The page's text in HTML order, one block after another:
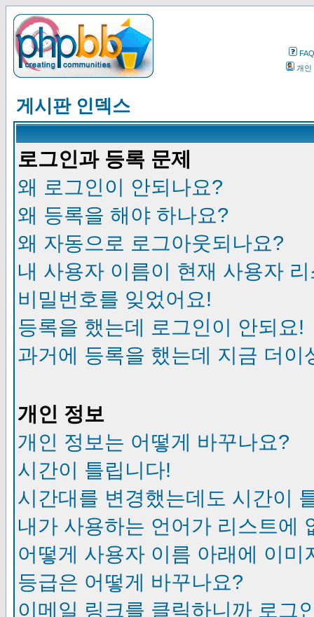
FAQ
개인
게시판 인덱스
로그인과 등록 문제
왜 로그인이 안되나요?
왜 등록을 해야 하나요?
왜 자동으로 로그아웃되나요?
내 사용자 이름이 현재 사용자
비밀번호를 잊었어요!
등록을 했는데 로그인이 안되요!
과거에 등록을 했는데 지금 더이
개인 정보
개인 정보는 어떻게 바꾸나요?
시간이 틀립니다!
시간대를 변경했는데도 시간이
내가 사용하는 언어가 리스트에
어떻게 사용자 이름 아래에 이미
등급은 어떻게 바꾸나요?
이메일 링크를 클릭하니까 로그